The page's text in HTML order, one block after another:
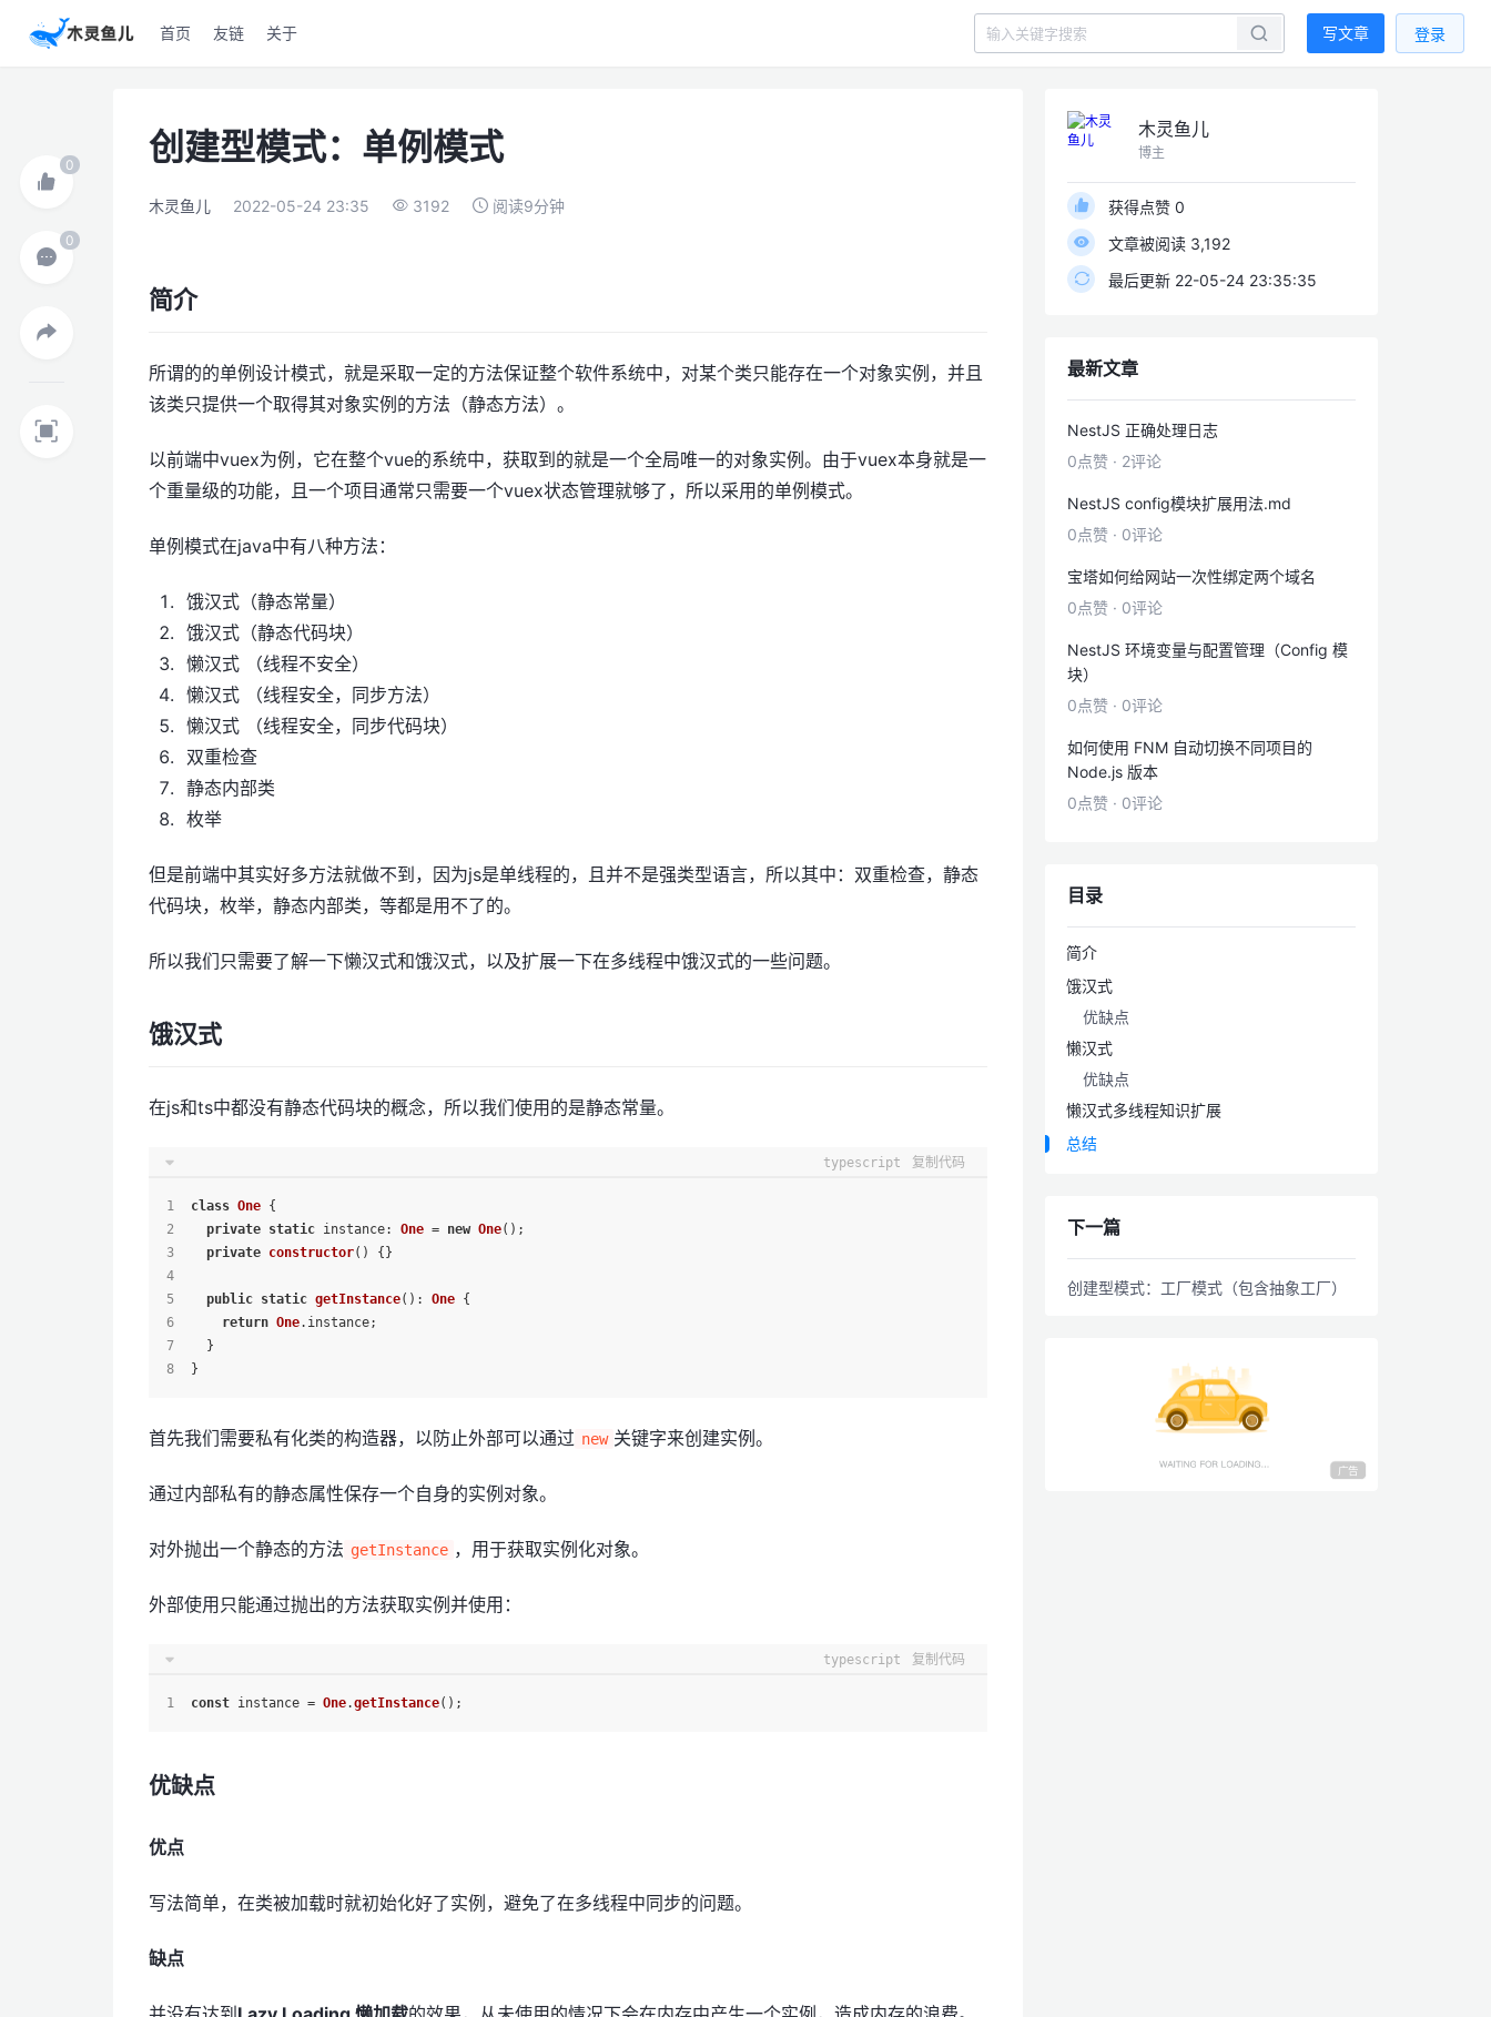
首页 友链 关于 写文章 登录
创建型模式：单例模式
木灵鱼儿 2022-05-24 23:35 3192 阅读9分钟
简介
所谓的的单例设计模式，就是采取一定的方法保证整个软件系统中，对某个类只能存在一个对象实例，并且
该类只提供一个取得其对象实例的方法（静态方法）。
以前端中vuex为例，它在整个vue的系统中，获取到的就是一个全局唯一的对象实例。由于vuex本身就是一
个重量级的功能，且一个项目通常只需要一个vuex状态管理就够了，所以采用的单例模式。
单例模式在java中有八种方法：
饿汉式（静态常量）
饿汉式（静态代码块）
懒汉式 （线程不安全）
懒汉式 （线程安全，同步方法）
懒汉式 （线程安全，同步代码块）
双重检查
静态内部类
枚举
但是前端中其实好多方法就做不到，因为js是单线程的，且并不是强类型语言，所以其中：双重检查，静态
代码块，枚举，静态内部类，等都是用不了的。
所以我们只需要了解一下懒汉式和饿汉式，以及扩展一下在多线程中饿汉式的一些问题。
饿汉式
在js和ts中都没有静态代码块的概念，所以我们使用的是静态常量。
typescript 复制代码
class One {
private static instance: One = new One();
private constructor( ) {}
public static getInstance(): One {
return One. instance;
  }
}
首先我们需要私有化类的构造器，以防止外部可以通过 new 关键字来创建实例。
通过内部私有的静态属性保存一个自身的实例对象。
对外抛出一个静态的方法 getInstance ，用于获取实例化对象。
外部使用只能通过抛出的方法获取实例并使用：
typescript 复制代码
const instance = One.getInstance();
优缺点
优点
写法简单，在类被加载时就初始化好了实例，避免了在多线程中同步的问题。
缺点
木灵鱼儿
博主
获得点赞 0
文章被阅读 3,192
最后更新 22-05-24 23:35:35
最新文章
NestJS 正确处理日志
0点赞 · 2评论
NestJS config模块扩展用法.md
0点赞 · 0评论
宝塔如何给网站一次性绑定两个域名
0点赞 · 0评论
NestJS 环境变量与配置管理（Config 模
块）
0点赞 · 0评论
如何使用 FNM 自动切换不同项目的
Node.js 版本
0点赞 · 0评论
目录
简介
饿汉式
优缺点
懒汉式
优缺点
懒汉式多线程知识扩展
总结
下一篇
创建型模式：工厂模式（包含抽象工厂）
广告